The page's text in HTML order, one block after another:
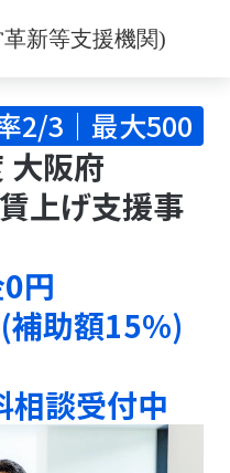
新等支援機関)
2/3｜最大500
大阪府
上げ支援事
円
補助額15%)
相談受付中